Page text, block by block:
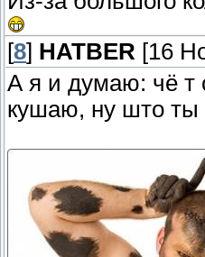
[8] HATBER [16
А я и думаю: чё т
кушаю, ну што ты